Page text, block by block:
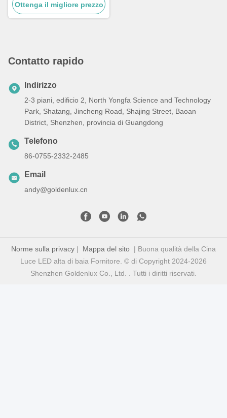
Beamangle adatto per
corridoi e pavimenti di
Ottenga il migliore prezzo
Contatto rapido
Indirizzo
2-3 piani, edificio 2, North Yongfa Science and Technology
Park, Shatang, Jincheng Road, Shajing Street, Baoan
District, Shenzhen, provincia di Guangdong
Telefono
86-0755-2332-2485
Email
andy@goldenlux.cn
Norme sulla privacy | Mappa del sito | Buona qualità della Cina
Luce LED alta di baia Fornitore. © di Copyright 2024-2026
Shenzhen Goldenlux Co., Ltd. . Tutti i diritti riservati.